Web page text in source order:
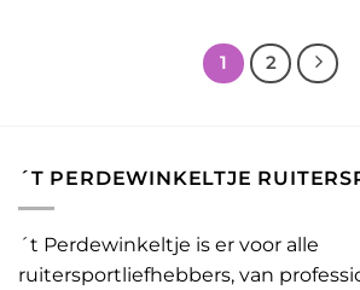
1 2
´T PERDEWINKELTJE
´t Perdewinkeltje is er voor alle
ruitersportliefhebbers, van